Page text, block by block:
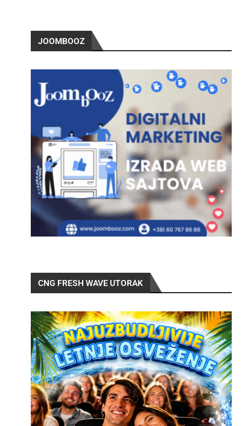
JOOMBOOZ
CNG FRESH WAVE UTORAK